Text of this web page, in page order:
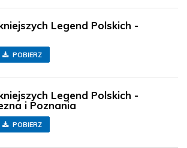
Legend Polskich -
POBIERZ
Legend Polskich -
i Poznania
POBIERZ